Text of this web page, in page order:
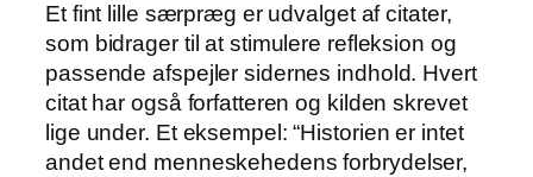
Et fint lille særpræg er udvalget af citater,
som bidrager til at stimulere refleksion og
passende afspejler sidernes indhold. Hvert
citat har også forfatteren og kilden skrevet
lige under. Et eksempel: “Historien er intet
andet end menneskehedens forbrydelser,